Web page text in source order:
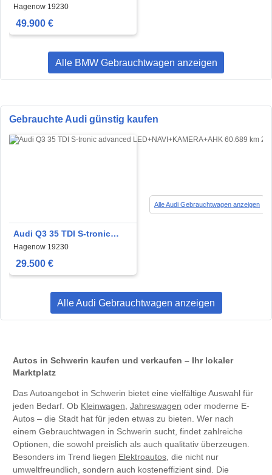
LUFT+AHK+PANO-
DACH+HEAD-UP
Hagenow 19230
49.900 €
Alle BMW Gebrauchtwagen anzeigen
Gebrauchte Audi günstig kaufen
Audi Q3 35 TDI S-tronic
advanced
LED+NAVI+KAMERA+AHK
Hagenow 19230
29.500 €
Alle Audi Gebrauchtwagen anzeigen
Alle Audi Gebrauchtwagen anzeigen
Autos in Schwerin kaufen und verkaufen – Ihr lokaler
Marktplatz
Das Autoangebot in Schwerin bietet eine vielfältige Auswahl für
jeden Bedarf. Ob Kleinwagen Jahreswagen oder moderne E-
Autos – die Stadt hat für jeden etwas zu bieten. Wer nach
einem Gebrauchtwagen in Schwerin sucht, findet zahlreiche
Optionen, die sowohl preislich als auch qualitativ überzeugen.
Besonders im Trend liegen Elektroautos , die nicht nur
umweltfreundlich, sondern auch kosteneffizient sind. Die